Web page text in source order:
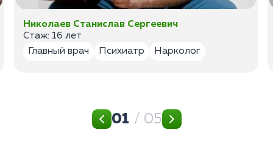
Николаев Станислав Сергеевич
Стаж: 16 лет
Главный врач
Психиатр Нарколог
01 / 05